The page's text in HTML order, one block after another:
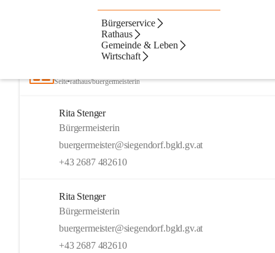
Bürgerservice
Rathaus
Gemeinde & Leben
Wirtschaft
Artikel Dateien
Seite•rathaus/buergermeisterin
Rita Stenger
Bürgermeisterin
buergermeister@siegendorf.bgld.gv.at
+43 2687 482610
Rita Stenger
Bürgermeisterin
buergermeister@siegendorf.bgld.gv.at
+43 2687 482610